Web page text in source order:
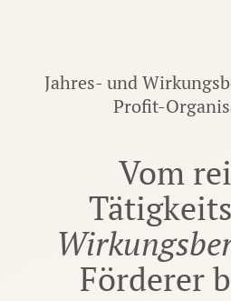
Jahres- und
Profit-
Vom
Förderer